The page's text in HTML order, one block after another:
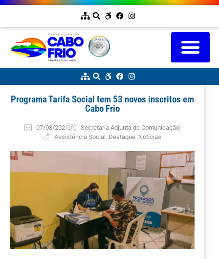
Programa Tarifa Social tem 53 novos inscritos em
Cabo Frio
07/08/2021
Secretaria Adjunta de Comunicação
Assistência Social Destaque Notícias